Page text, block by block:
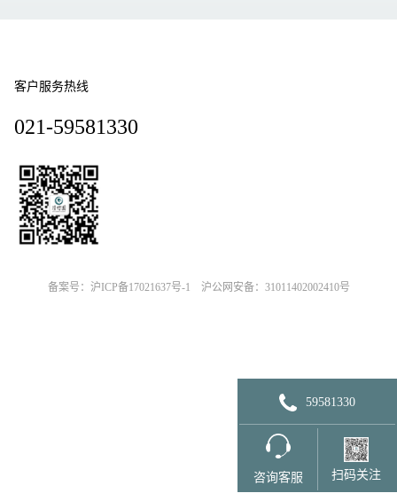
59581330
咨询客服 扫码关注
客户服务热线
021-59581330
备案号：沪ICP备17021637号-1 沪公网安备：31011402002410号